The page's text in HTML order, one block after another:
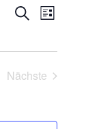
und
Navigation
Suche
Liste
Nächste